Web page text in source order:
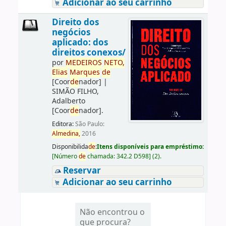
Adicionar ao seu carrinho
Direito dos
negócios
aplicado: dos
direitos conexos/
por MEDEIROS NETO,
Elias Marques de
[Coordenador] |
SIMÃO FILHO,
Adalberto
[Coordenador].
Editora:São Paulo:
Almedina,2016
Disponibilidade:Itens disponíveis para empréstimo:
[Númerodechamada:342.2 D598] (2).
Reservar
Adicionar ao seu carrinho
Não encontrou o
que procura?